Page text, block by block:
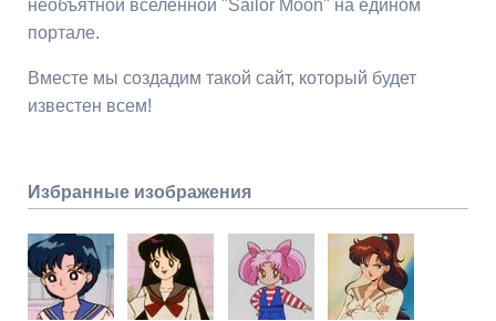
необъятной вселенной "Sailor Moon" на едином
портале.
Вместе мы создадим такой сайт, который будет
известен всем!
Избранные изображения